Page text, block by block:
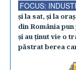
FOCUS:
şi la sat, şi la
din România
şi au ţinut vie o
păstrat berea